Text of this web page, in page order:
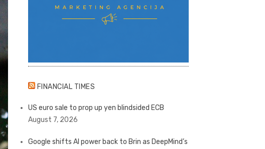
FINANCIAL TIMES
US euro sale to prop up yen blindsided ECB
August 7, 2026
Google shifts AI power back to Brin as DeepMind’s